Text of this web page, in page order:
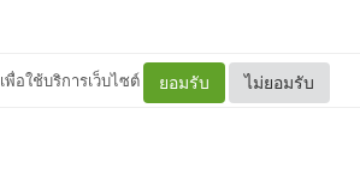
เพื่อใช้บริการเว็บไซต์ ยอมรับ ไม่ยอมรับ